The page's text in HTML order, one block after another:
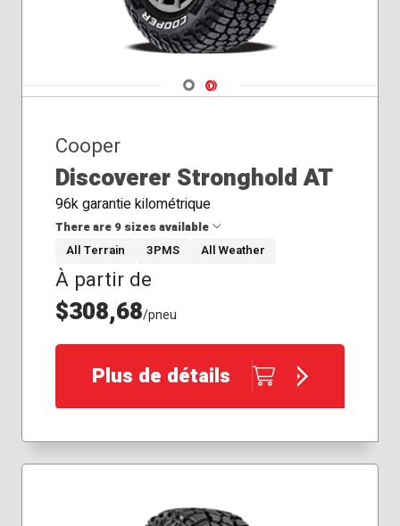
Navigate 1
Navigate 2
Cooper
Discoverer Stronghold AT
96k garantie kilométrique
There are 9 sizes available
235/80R17
265/65R18
265/70R17
265/70R18
275/55R20
275/60R20
275/65R18
All Terrain 3PMS All Weather
À partir de
$308,68/pneu
Plus de détails